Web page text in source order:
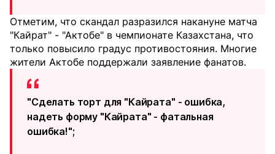
Отметим, что скандал разразился накануне матча
"Кайрат" - "Актобе" в чемпионате Казахстана, что
только повысило градус противостояния. Многие
жители Актобе поддержали заявление фанатов.
"Сделать торт для "Кайрата" - ошибка,
надеть форму "Кайрата" - фатальная
ошибка!";